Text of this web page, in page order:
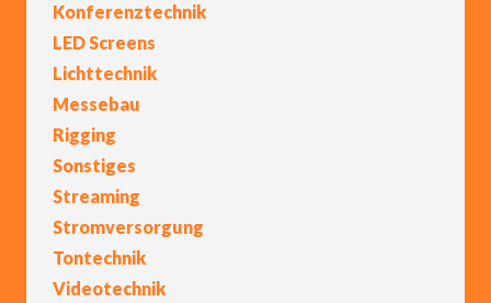
Konferenztechnik
LED Screens
Lichttechnik
Messebau
Rigging
Sonstiges
Streaming
Stromversorgung
Tontechnik
Videotechnik